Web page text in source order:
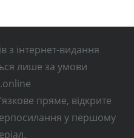
з інтернет-видання
лише за умови
пряме, відкрите
у першому